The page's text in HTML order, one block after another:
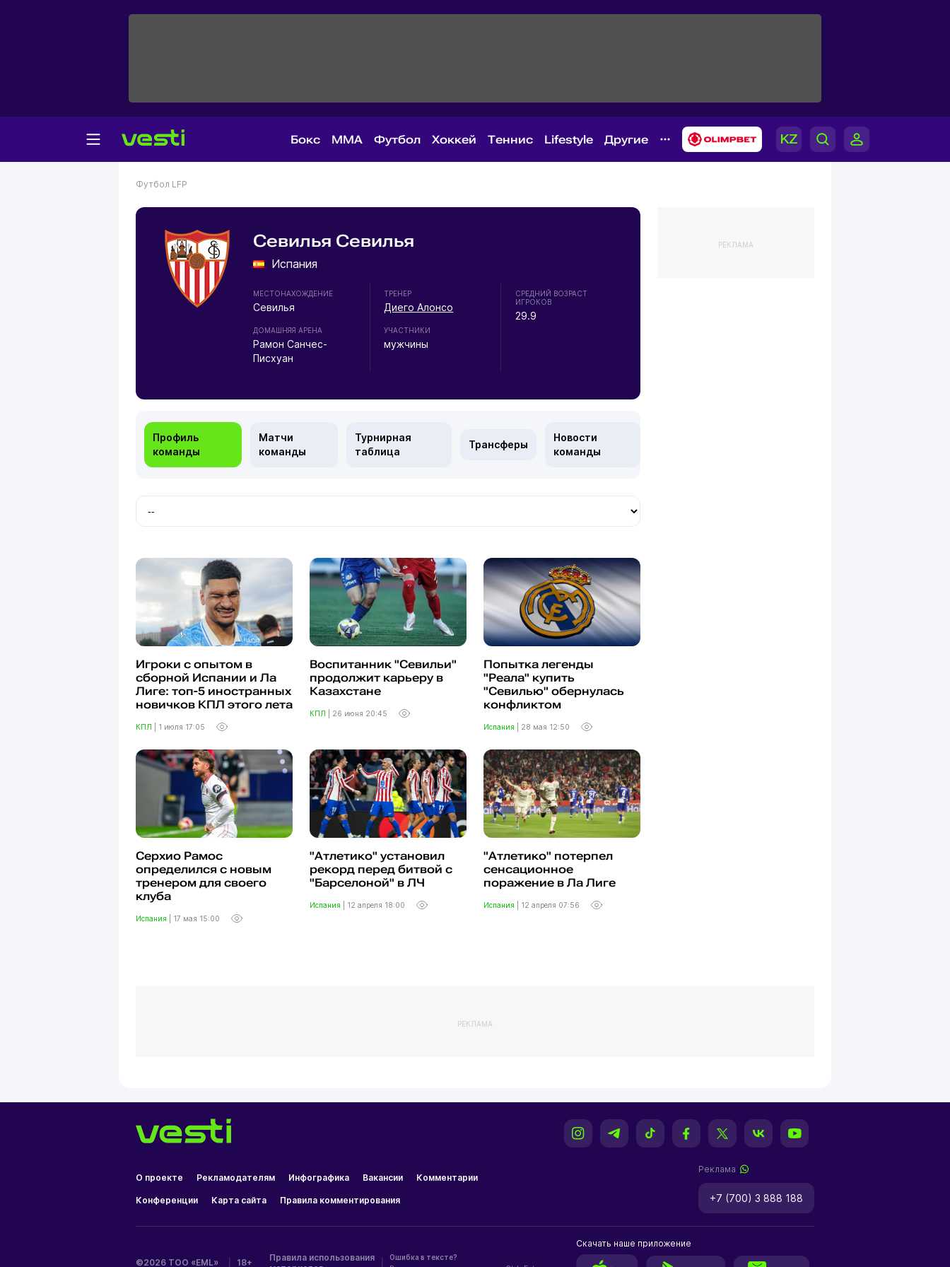
Бокс MMA Футбол Хоккей Теннис Lifestyle Другие
Футбол LFP
Севилья Севилья
Испания
МЕСТОНАХОЖДЕНИЕ
Севилья
ДОМАШНЯЯ АРЕНА
Рамон Санчес-
Писхуан
ТРЕНЕР
Диего Алонсо
УЧАСТНИКИ
мужчины
СРЕДНИЙ ВОЗРАСТ
ИГРОКОВ
29.9
Профиль
команды
Матчи
команды
Турнирная
таблица
Трансферы
Новости
команды
Игроки с опытом в
сборной Испании и Ла
Лиге: топ-5 иностранных
новичков КПЛ этого лета
КПЛ 1 июля 17:05
Воспитанник "Севильи"
продолжит карьеру в
Казахстане
КПЛ 26 июня 20:45
Попытка легенды
"Реала" купить
"Севилью" обернулась
конфликтом
Испания 28 мая 12:50
Серхио Рамос
определился с новым
тренером для своего
клуба
Испания 17 мая 15:00
"Атлетико" установил
рекорд перед битвой с
"Барселоной" в ЛЧ
Испания 12 апреля 18:00
"Атлетико" потерпел
сенсационное
поражение в Ла Лиге
Испания 12 апреля 07:56
РЕКЛАМА
РЕКЛАМА
О проекте Рекламодателям Инфографика Вакансии Комментарии
Конференции Карта сайта Правила комментирования
Реклама
+7 (700) 3 888 188
©2026 ТОО «EML» 18+
Правила использования
Ошибка в тексте?
Скачать наше приложение